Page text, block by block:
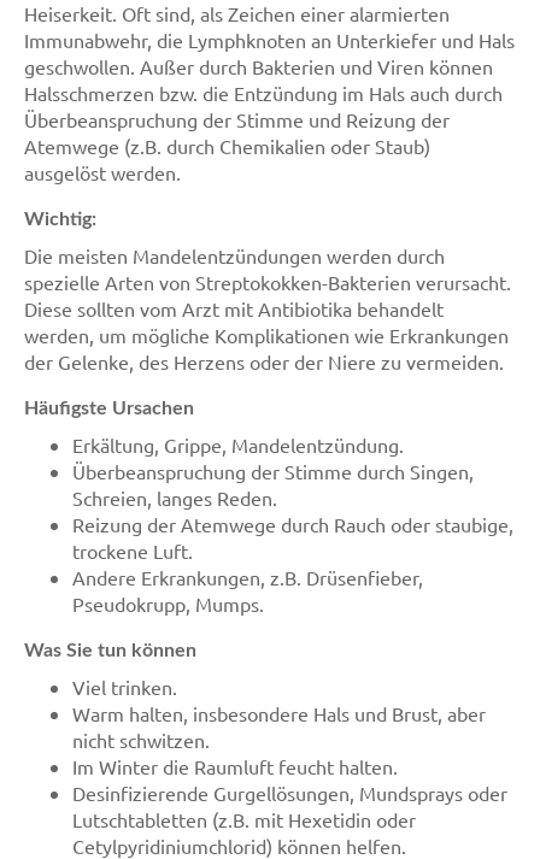
Heiserkeit. Oft sind, als Zeichen einer alarmierten
Immunabwehr, die Lymphknoten an Unterkiefer und Hals
geschwollen. Außer durch Bakterien und Viren können
Halsschmerzen bzw. die Entzündung im Hals auch durch
Überbeanspruchung der Stimme und Reizung der
Atemwege (z.B. durch Chemikalien oder Staub)
ausgelöst werden.
Wichtig:
Die meisten Mandelentzündungen werden durch
spezielle Arten von Streptokokken-Bakterien verursacht.
Diese sollten vom Arzt mit Antibiotika behandelt
werden, um mögliche Komplikationen wie Erkrankungen
der Gelenke, des Herzens oder der Niere zu vermeiden.
Häufigste Ursachen
Erkältung, Grippe, Mandelentzündung.
Überbeanspruchung der Stimme durch Singen,
Schreien, langes Reden.
Reizung der Atemwege durch Rauch oder staubige,
trockene Luft.
Andere Erkrankungen, z.B. Drüsenfieber,
Pseudokrupp, Mumps.
Was Sie tun können
Viel trinken.
Warm halten, insbesondere Hals und Brust, aber
nicht schwitzen.
Im Winter die Raumluft feucht halten.
Desinfizierende Gurgellösungen, Mundsprays oder
Lutschtabletten (z.B. mit Hexetidin oder
Cetylpyridiniumchlorid) können helfen.